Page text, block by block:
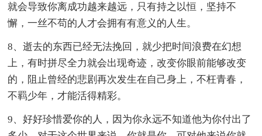
就会导致你离成功越来越远，只有持之以恒，坚持不
懈，一丝不苟的人才会拥有有意义的人生。
8、逝去的东西已经无法挽回，就少把时间浪费在幻想
上，有时拼尽全力就会出现奇迹，改变你眼前能够改变
的，阻止曾经的悲剧再次发生在自己身上，不枉青春，
不羁少年，才能活得精彩。
9、好好珍惜爱你的人，因为你永远不知道他为你付出了